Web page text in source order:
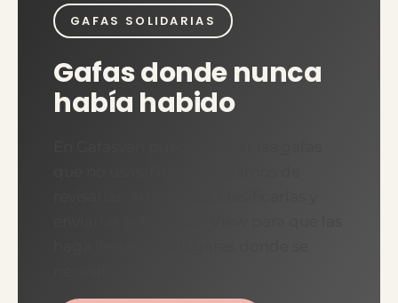
GAFAS SOLIDARIAS
Gafas donde nunca
había habido